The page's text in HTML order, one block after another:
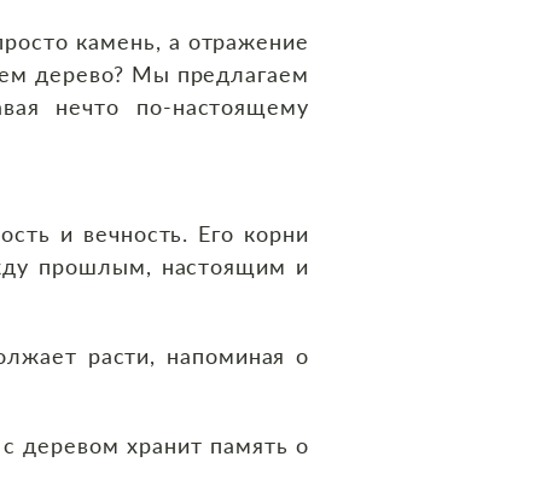
камень, а отражение
дерево? Мы предлагаем
нечто по-настоящему
и вечность. Его корни
прошлым, настоящим и
расти, напоминая о
деревом хранит память о